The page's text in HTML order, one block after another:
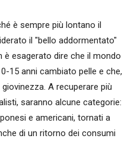
è sempre più lontano il
il "bello addormentato"
è esagerato dire che il mondo
15 anni cambiato pelle e che,
A recuperare più
saranno alcune categorie:
e americani, tornati a
di un ritorno dei consumi